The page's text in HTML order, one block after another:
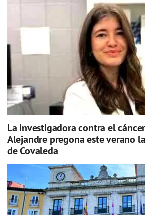
La investigadora contra el
Alejandre pregona este verano
de Covaleda